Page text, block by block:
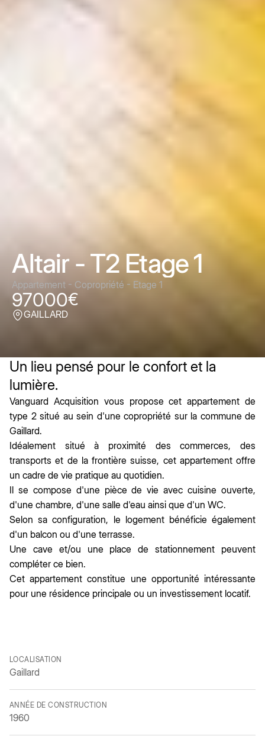
Altair - T2 Etage 1
Appartement - Copropriété - Etage 1
97000€
GAILLARD
Un lieu pensé pour le confort et la
lumière.
Vanguard Acquisition vous propose cet appartement de
type 2 situé au sein d'une copropriété sur la commune de
Gaillard.
Idéalement situé à proximité des commerces, des
transports et de la frontière suisse, cet appartement offre
un cadre de vie pratique au quotidien.
Il se compose d'une pièce de vie avec cuisine ouverte,
d'une chambre, d'une salle d'eau ainsi que d'un WC.
Selon sa configuration, le logement bénéficie également
d'un balcon ou d'une terrasse.
Une cave et/ou une place de stationnement peuvent
compléter ce bien.
Cet appartement constitue une opportunité intéressante
pour une résidence principale ou un investissement locatif.
LOCALISATION
Gaillard
ANNÉE DE CONSTRUCTION
1960